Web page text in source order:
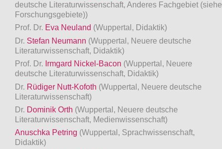
deutsche Literaturwissenschaft, Anderes Fachgebiet (siehe
Forschungsgebiete))
Prof. Dr. Eva Neuland (Wuppertal, Didaktik)
Dr. Stefan Neumann (Wuppertal, Neuere deutsche
Literaturwissenschaft, Didaktik)
Prof. Dr. Irmgard Nickel-Bacon (Wuppertal, Neuere
deutsche Literaturwissenschaft, Didaktik)
Dr. Rüdiger Nutt-Kofoth (Wuppertal, Neuere deutsche
Literaturwissenschaft)
Dr. Dominik Orth (Wuppertal, Neuere deutsche
Literaturwissenschaft, Medienwissenschaft)
Anuschka Petring (Wuppertal, Sprachwissenschaft,
Didaktik)